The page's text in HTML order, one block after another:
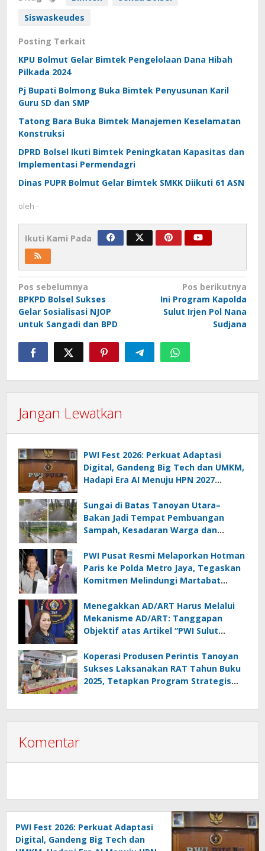
Siswaskeudes
Posting Terkait
KPU Bolmut Gelar Bimtek Pengelolaan Dana Hibah
Pilkada 2024
Pj Bupati Bolmong Buka Bimtek Penyusunan Karil
Guru SD dan SMP
Tatong Bara Buka Bimtek Manajemen Keselamatan
Konstruksi
DPRD Bolsel Ikuti Bimtek Peningkatan Kapasitas dan
Implementasi Permendagri
Dinas PUPR Bolmut Gelar Bimtek SMKK Diikuti 61 ASN
oleh -
Ikuti Kami Pada
Navigasi
pos
Pos sebelumnya
BPKPD Bolsel Sukses
Gelar Sosialisasi NJOP
untuk Sangadi dan BPD
Pos berikutnya
Ini Program Kapolda
Sulut Irjen Pol Nana
Sudjana
Jangan Lewatkan
PWI Fest 2026: Perkuat Adaptasi
Digital, Gandeng Big Tech dan UMKM,
Hadapi Era AI Menuju HPN 2027
Sungai di Batas Tanoyan Utara–
Bakan Jadi Tempat Pembuangan
Sampah, Kesadaran Warga dan
PWI Pusat Resmi Melaporkan Hotman
Paris ke Polda Metro Jaya, Tegaskan
Komitmen Melindungi Martabat
Menegakkan AD/ART Harus Melalui
Mekanisme AD/ART: Tanggapan
Objektif atas Artikel “PWI Sulut
Melanggar Aturan”
Koperasi Produsen Perintis Tanoyan
Sukses Laksanakan RAT Tahun Buku
2025, Tetapkan Program Strategis
Komentar
PWI Fest 2026: Perkuat Adaptasi
Digital, Gandeng Big Tech dan